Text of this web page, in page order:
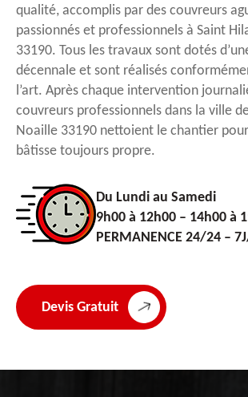
qualité, accomplis par des couvreurs
passionnés et professionnels à Saint
33190. Tous les travaux sont dotés
décennale et sont réalisés
l’art. Après chaque intervention
couvreurs professionnels dans la ville
Noaille 33190 nettoient le chantier
bâtisse toujours propre.
Du Lundi au Samedi
9h00 à 12h00 – 14h00 à
PERMANENCE 24/24 –
Devis Gratuit